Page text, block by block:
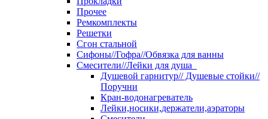
Прочее
Ремкомплекты
Решетки
Сгон стальной
Сифоны//Гофра//Обвязка для ванны
Смесители//Лейки для душа
Душевой гарнитур// Душевые стойки//
Поручни
Кран-водонагреватель
Лейки,носики,держатели,аэраторы